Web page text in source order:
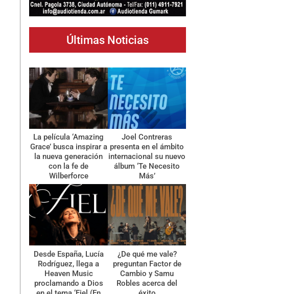
Últimas Noticias
La película ‘Amazing
Grace’ busca inspirar a
la nueva generación
con la fe de
Wilberforce
Joel Contreras
presenta en el ámbito
internacional su nuevo
álbum ‘Te Necesito
Más’
Desde España, Lucía
Rodríguez, llega a
Heaven Music
proclamando a Dios
¿De qué me vale?
preguntan Factor de
Cambio y Samu
Robles acerca del